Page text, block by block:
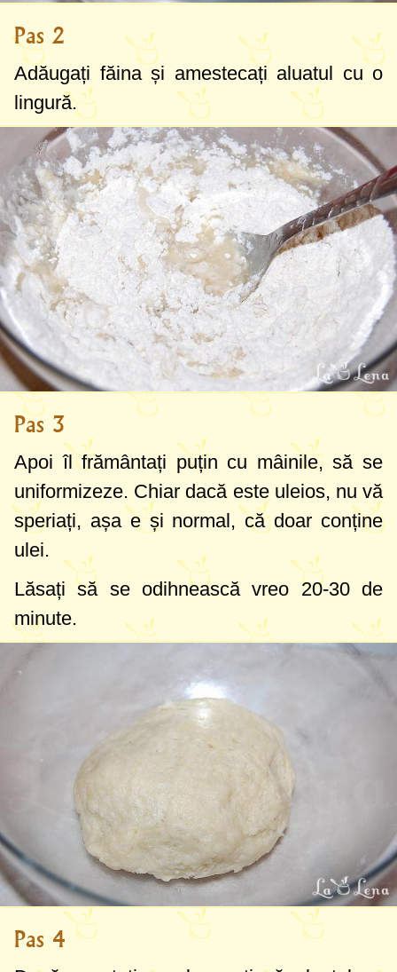
Pas 2
Adăugați făina și amestecați aluatul cu o
lingură.
Pas 3
Apoi îl frământați puțin cu mâinile, să se
uniformizeze. Chiar dacă este uleios, nu vă
speriați, așa e și normal, că doar conține
ulei.
Lăsați să se odihnească vreo 20-30 de
minute.
Pas 4